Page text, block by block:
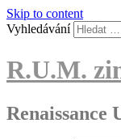
Skip to content
Vyhledávání
R.U.M.
Renaissance